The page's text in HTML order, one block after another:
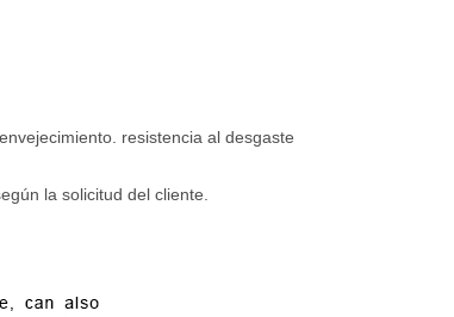
resistencia al desgaste
la solicitud del cliente.